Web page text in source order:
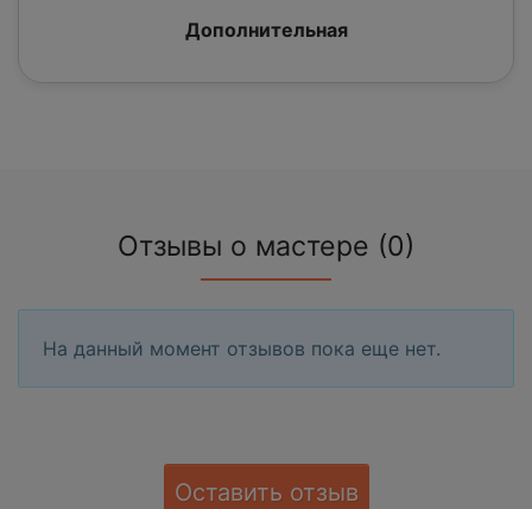
Дополнительная
Отзывы о мастере (0)
На данный момент отзывов пока еще нет.
Оставить отзыв